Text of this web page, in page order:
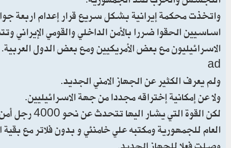
واتخذت محكمة إيرانية بشكل سريع قرار إعدام اربعة
اساسيين الحقوا ضررا بالأمن الداخلي والقومي
الاسرائيليون مع بعض الأمريكيين ومع بعض الدول العربية.
ad
ولم يعرف الكثير عن الجهاز الامني الجديد.
ولا عن إمكانية إختراقه مجددا من جهة الاسرائيليين.
لكن القوة
العام للجمهورية ومكتبه علي خامنئي و بدون فلاتر مع